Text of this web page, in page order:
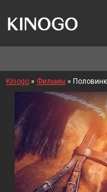
Kinogo » Фильмы »